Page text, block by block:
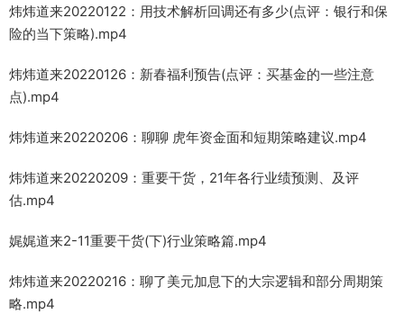
炜炜道来20220122：用技术解析回调还有多少(点评：银行和保
险的当下策略).mp4
炜炜道来20220126：新春福利预告(点评：买基金的一些注意
点).mp4
炜炜道来20220206：聊聊 虎年资金面和短期策略建议.mp4
炜炜道来20220209：重要干货，21年各行业绩预测、及评
估.mp4
娓娓道来2-11重要干货(下)行业策略篇.mp4
炜炜道来20220216：聊了美元加息下的大宗逻辑和部分周期策
略.mp4